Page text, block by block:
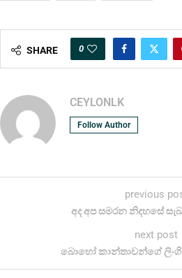
SHARE 0
CEYLONLK
Follow Author
previous
අද අප සමරන නිදහසේ
next post
බොහෝ කාන්තාවන්ගේ